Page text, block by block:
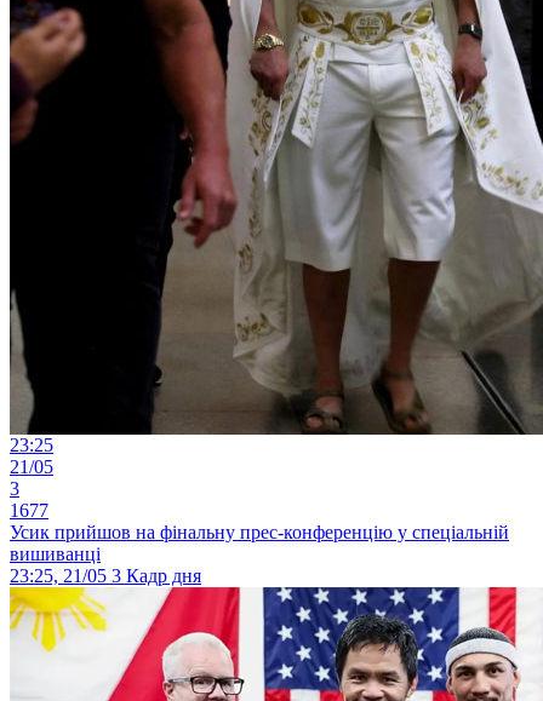
23:25
21/05
3
1677
Усик прийшов на фінальну прес-конференцію у спеціальній
вишиванці
23:25, 21/05 3 Кадр дня